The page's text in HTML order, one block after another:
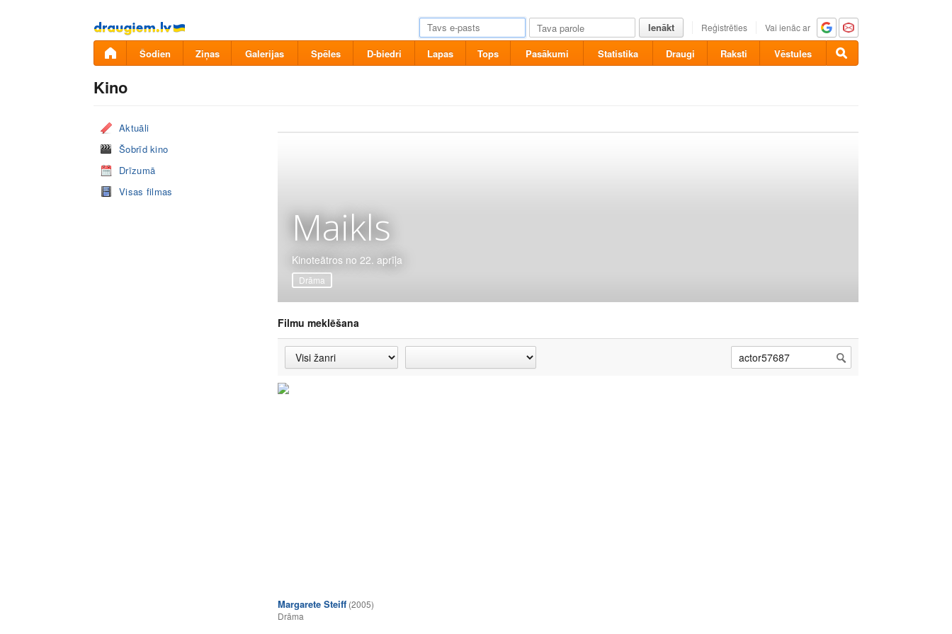
Pāriet
uz
saturu
Ienākt Reģistrēties Vai ienāc ar
Šodien Ziņas Galerijas Spēles D-biedri Lapas Tops Pasākumi Statistika Draugi Raksti Vēstules
Kino
Aktuāli
Šobrīd kino
Drīzumā
Visas filmas
Maikls
Kinoteātros no 22. aprīļa
Drāma
Filmu meklēšana
Margarete Steiff (2005)
Drāma